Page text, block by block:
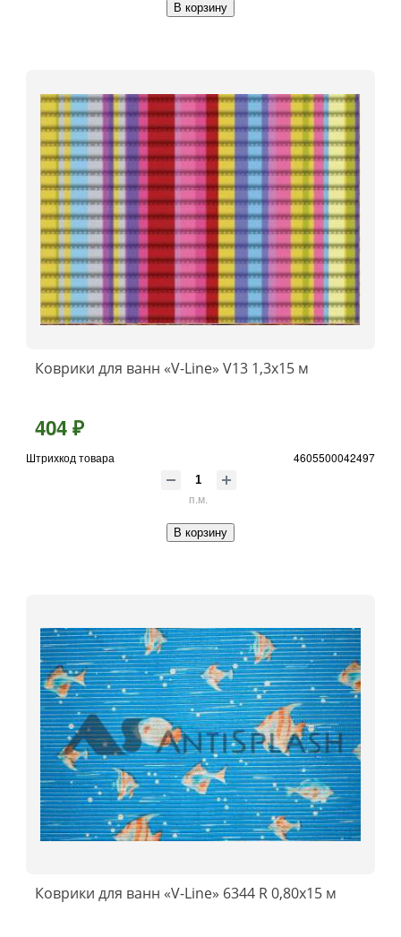
В корзину
Коврики для ванн «V-Line» V13 1,3x15 м
404 ₽
Штрихкод товара 4605500042497
п.м.
В корзину
Коврики для ванн «V-Line» 6344 R 0,80x15 м